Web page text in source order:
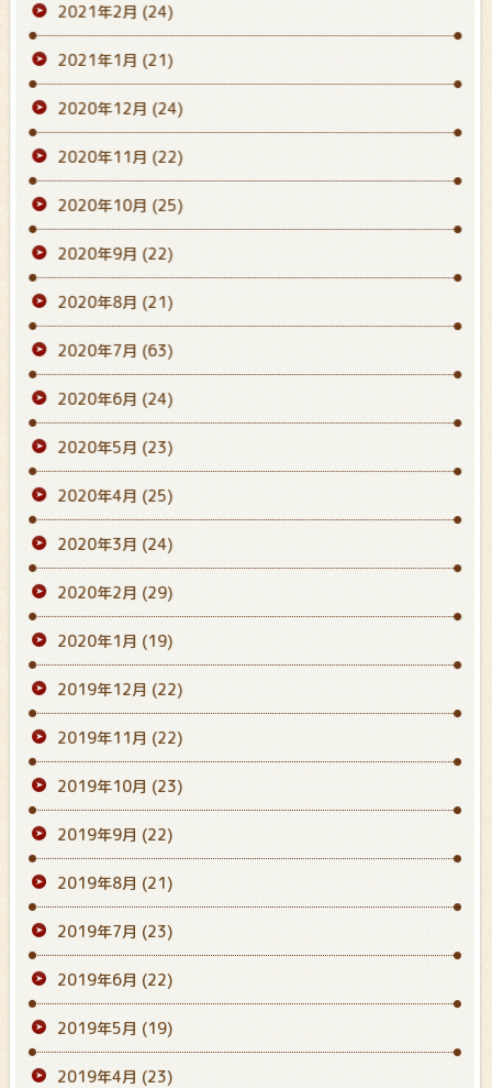
2021年2月 (24)
2021年1月 (21)
2020年12月 (24)
2020年11月 (22)
2020年10月 (25)
2020年9月 (22)
2020年8月 (21)
2020年7月 (63)
2020年6月 (24)
2020年5月 (23)
2020年4月 (25)
2020年3月 (24)
2020年2月 (29)
2020年1月 (19)
2019年12月 (22)
2019年11月 (22)
2019年10月 (23)
2019年9月 (22)
2019年8月 (21)
2019年7月 (23)
2019年6月 (22)
2019年5月 (19)
2019年4月 (23)